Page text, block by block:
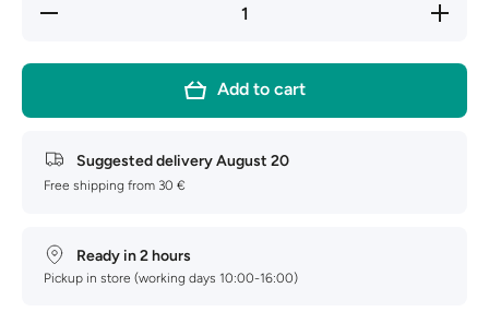
Decrease
Increase
quantity
Add to cart
Suggested deliveryAugust 20
Free shipping from 30 €
Ready in 2 hours
Pickup in store (working days 10:00-16:00)